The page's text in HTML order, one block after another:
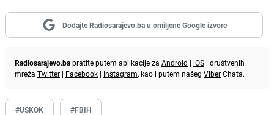
Dodajte Radiosarajevo.ba u omiljene Google izvore
Radiosarajevo.bapratite putem aplikacije za Android | iOS i društvenih
mreža Twitter | Facebook | Instagram, kao i putem našeg ViberChata.
#USKOK #FBIH